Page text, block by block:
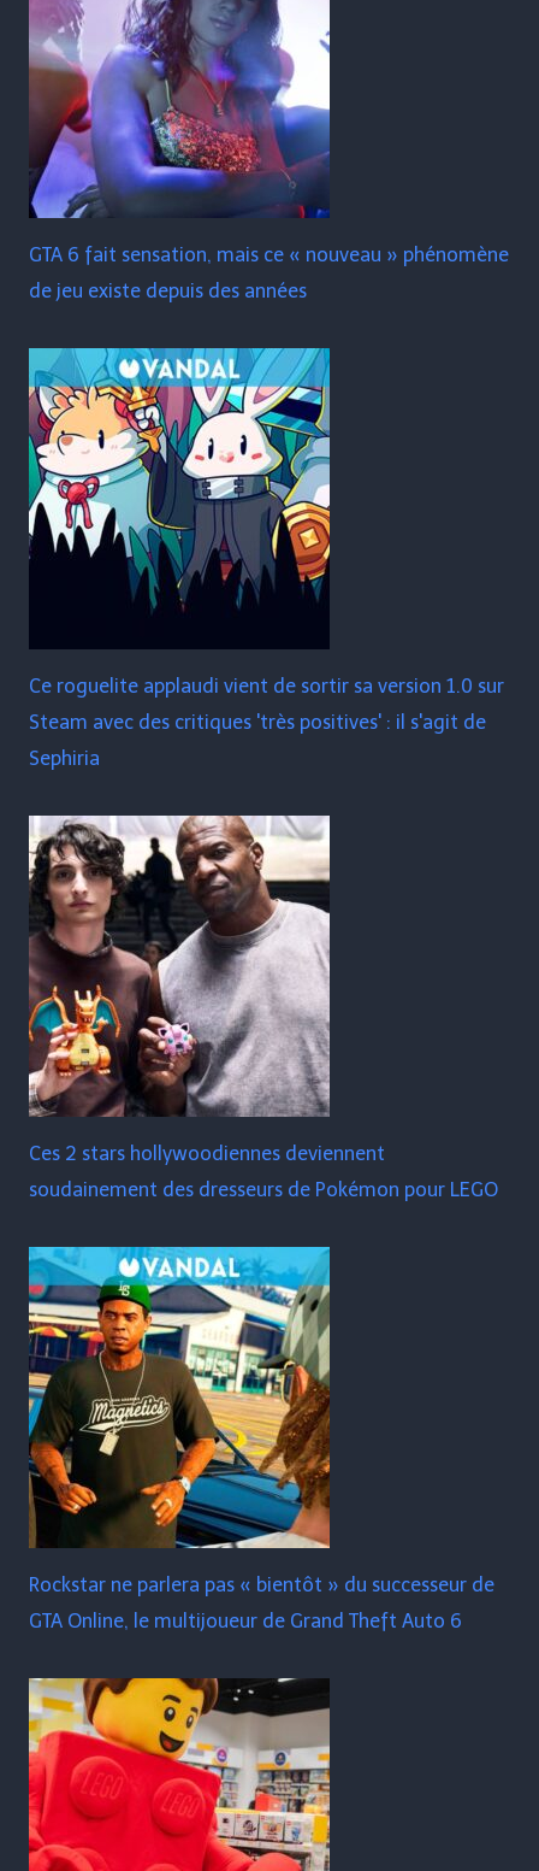
GTA 6 fait sensation, mais ce « nouveau » phénomène
de jeu existe depuis des années
Ce roguelite applaudi vient de sortir sa version 1.0 sur
Steam avec des critiques 'très positives' : il s'agit de
Sephiria
Ces 2 stars hollywoodiennes deviennent
soudainement des dresseurs de Pokémon pour LEGO
Rockstar ne parlera pas « bientôt » du successeur de
GTA Online, le multijoueur de Grand Theft Auto 6